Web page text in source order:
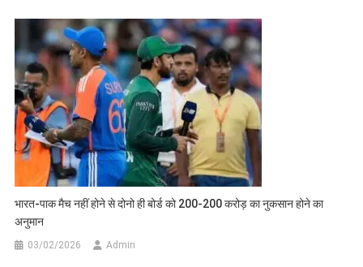
भारत-पाक मैच नहीं होने से दोनो ही बोर्ड को 200-200 करोड़ का नुकसान होने का
अनुमान
03/02/2026 Admin